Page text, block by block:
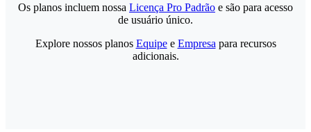
Os planos incluem nossa Licença Pro Padrão e são para acesso
de usuário único.
Explore nossos planos Equipee Empresa para recursos
adicionais.